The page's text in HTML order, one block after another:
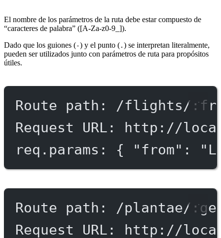
El nombre de los parámetros de la ruta debe estar compuesto de
“caracteres de palabra” ([A-Za-z0-9_]).
Dado que los guiones (-) y el punto ( . ) se interpretan literalmente,
pueden ser utilizados junto con parámetros de ruta para propósitos
útiles.
Route path: /flights/
Request URL: http://
req.params: { "from":
Route path: /plantae/
Request URL: http://